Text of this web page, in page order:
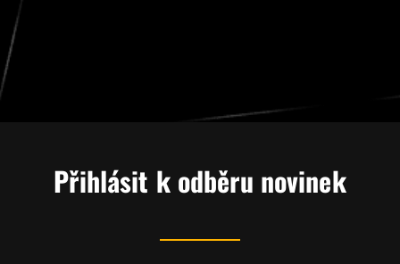
Přihlásit k odběru novinek